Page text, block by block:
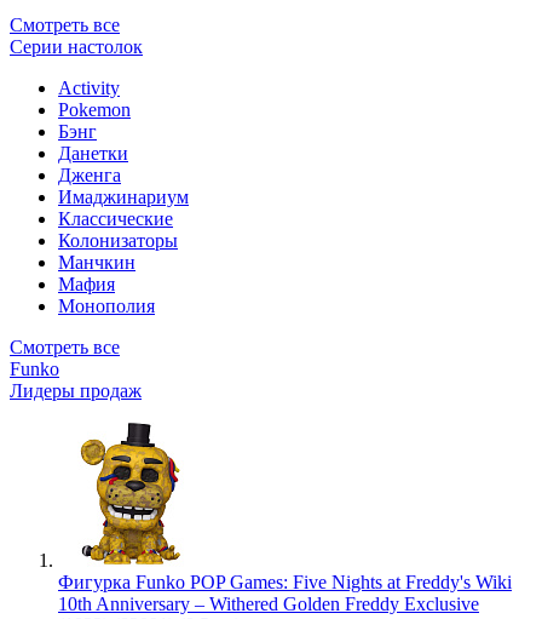
Смотреть все
Серии настолок
Activity
Pokemon
Бэнг
Данетки
Дженга
Имаджинариум
Классические
Колонизаторы
Манчкин
Мафия
Монополия
Смотреть все
Funko
Лидеры продаж
Фигурка Funko POP Games: Five Nights at Freddy's Wiki
10th Anniversary – Withered Golden Freddy Exclusive